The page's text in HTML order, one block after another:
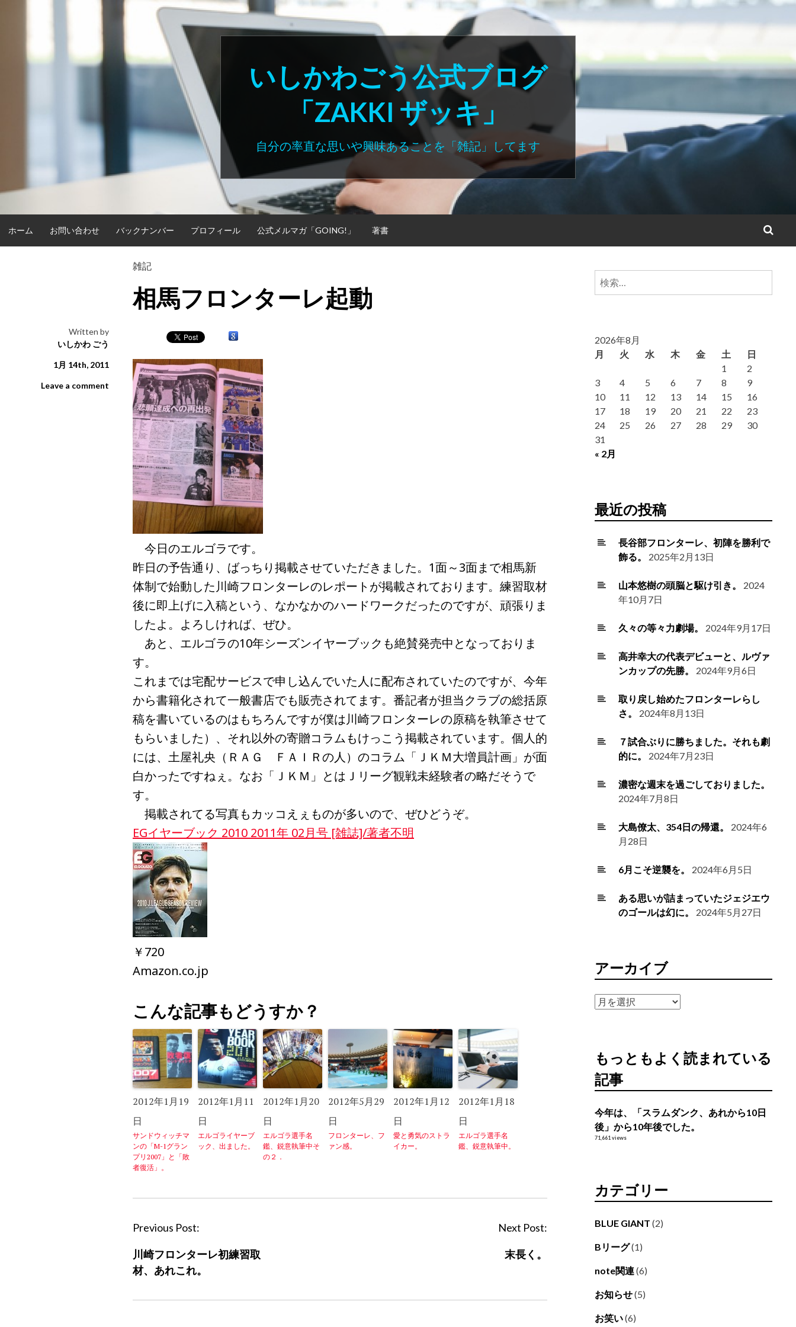
いしかわごう公式ブログ
「ZAKKI ザッキ」
自分の率直な思いや興味あることを「雑記」してます
ホーム お問い合わせ バックナンバー プロフィール 公式メルマガ「GOING!」 著書
雑記
相馬フロンターレ起動
Written by
いしかわ ごう
1月 14th, 2011
Leave a comment
今日のエルゴラです。
昨日の予告通り、ばっちり掲載させていただきました。1面～3面まで相馬新
体制で始動した川崎フロンターレのレポートが掲載されております。練習取材
後に即上げに入稿という、なかなかのハードワークだったのですが、頑張りま
したよ。よろしければ、ぜひ。
あと、エルゴラの10年シーズンイヤーブックも絶賛発売中となっておりま
す。
これまでは宅配サービスで申し込んでいた人に配布されていたのですが、今年
から書籍化されて一般書店でも販売されてます。番記者が担当クラブの総括原
稿を書いているのはもちろんですが僕は川崎フロンターレの原稿を執筆させて
もらいました）、それ以外の寄贈コラムもけっこう掲載されています。個人的
には、土屋礼央（ＲＡＧ ＦＡＩＲの人）のコラム「ＪＫＭ大増員計画」が面
白かったですねぇ。なお「ＪＫＭ」とはＪリーグ観戦未経験者の略だそうで
す。
掲載されてる写真もカッコえぇものが多いので、ぜひどうぞ。
EGイヤーブック 2010 2011年 02月号 [雑誌]/著者不明
￥720
Amazon.co.jp
こんな記事もどうすか？
2012年1月19
日
サンドウィッチマ
ンの「M-1グラン
プリ2007」と「敗
者復活」。
2012年1月11
日
エルゴライヤーブ
ック、出ました。
2012年1月20
日
エルゴラ選手名
鑑、鋭意執筆中そ
の２．
2012年5月29
日
フロンターレ、フ
ァン感。
2012年1月12
日
愛と勇気のストラ
イカー。
2012年1月18
日
エルゴラ選手名
鑑、鋭意執筆中。
P
s
t
Previous Post:
川崎フロンターレ初練習取
材、あれこれ。
Next Post:
末長く。
検
2026年8月
月
火 水 木 金 土 日
« 2月
1
2
3
4 5 6 7 8
9
10
11 12 13 14 15
16
17
18 19 20 21 22
23
24
25 26 27 28 29
30
31
最近の投稿
長谷部フロンターレ、初陣を勝利で
飾る。
2025年2月13日
山本悠樹の頭脳と駆け引き。
2024
年10月7日
久々の等々力劇場。 2024年9月17日
高井幸大の代表デビューと、ルヴァ
ンカップの先勝。
2024年9月6日
取り戻し始めたフロンターレらし
さ。
2024年8月13日
７試合ぶりに勝ちました。それも劇
的に。
2024年7月23日
濃密な週末を過ごしておりました。
2024年7月8日
大島僚太、354日の帰還。
2024年6
月28日
6月こそ逆襲を。 2024年6月5日
ある思いが詰まっていたジェジエウ
のゴールは幻に。
2024年5月27日
アーカイブ
ア
ブ
もっともよく読まれている
記事
今年は、「スラムダンク、あれから10日
後」から10年後でした。
71,661 views
カテゴリー
BLUE GIANT (2)
Bリーグ(1)
note関連(6)
お知らせ(5)
お笑い(6)